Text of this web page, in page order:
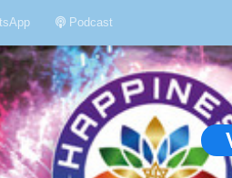
Podcast